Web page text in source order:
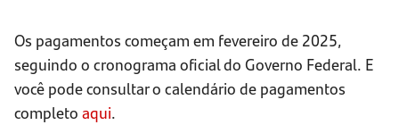
Os pagamentos começam em fevereiro de 2025,
seguindo o cronograma oficial do Governo Federal. E
você pode consultar o calendário de pagamentos
completo aqui.